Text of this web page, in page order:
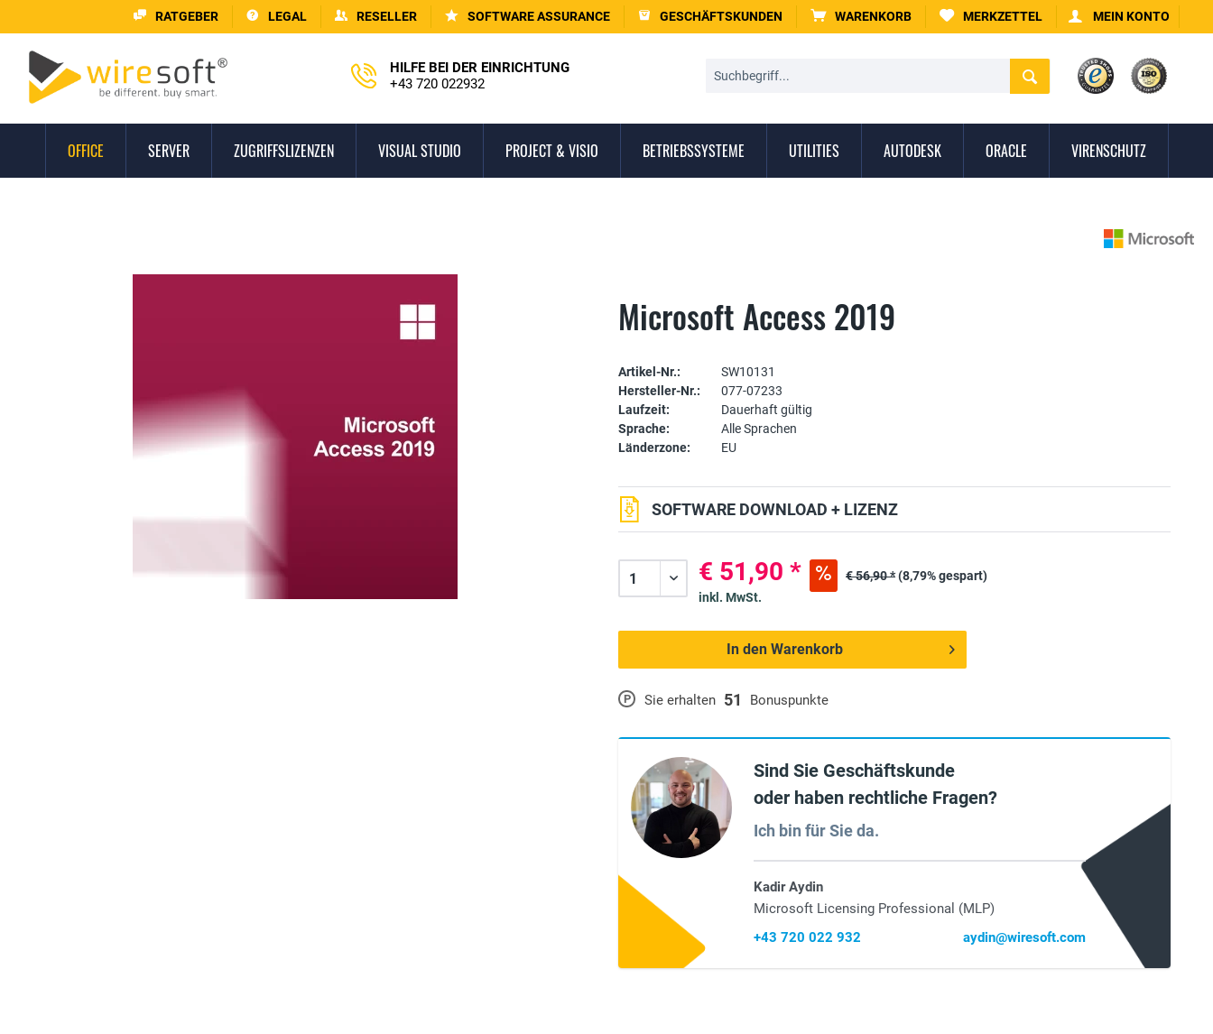
RATGEBER LEGAL RESELLER SOFTWARE ASSURANCE GESCHÄFTSKUNDEN WARENKORB MERKZETTEL MEIN KONTO
HILFE BEI DER EINRICHTUNG
+43 720 022932
OFFICE SERVER ZUGRIFFSLIZENZEN VISUAL STUDIO PROJECT & VISIO BETRIEBSSYSTEME UTILITIES AUTODESK ORACLE VIRENSCHUTZ
Microsoft Access 2019
Artikel-Nr.:
SW10131
Hersteller-Nr.:
077-07233
Laufzeit:
Dauerhaft gültig
Sprache:
Alle Sprachen
Länderzone:
EU
P Sie erhalten 51 Bonuspunkte
SOFTWARE DOWNLOAD + LIZENZ
€ 51,90 * € 56,90 *(8,79% gespart)
inkl. MwSt.
In den Warenkorb
Sind Sie Geschäftskunde
oder haben rechtliche Fragen?
Ich bin für Sie da.
Kadir Aydin
Microsoft Licensing Professional (MLP)
+43 720 022 932
aydin@wiresoft.com